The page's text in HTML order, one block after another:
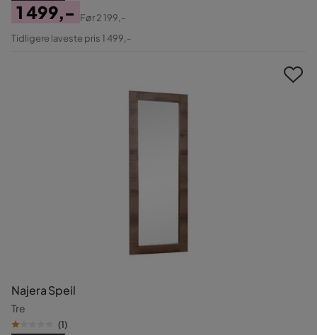
Pris
1 499,-
Original
Før2 199,-
Tidligere laveste pris 1 499,-
Najera Speil
Tre
(1)